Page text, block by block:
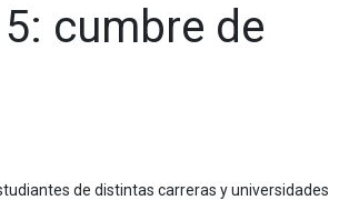
cumbre de
de distintas carreras y universidades